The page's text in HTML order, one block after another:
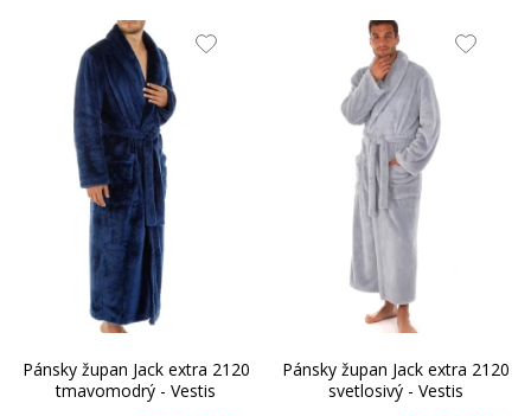
Pánsky župan Jack extra 2120
tmavomodrý - Vestis
Pánsky župan Jack extra 2120
svetlosivý - Vestis